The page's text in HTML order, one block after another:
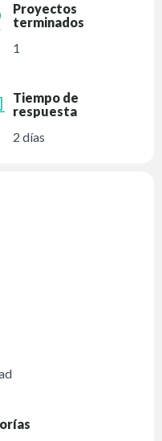
Proyectos
terminados
1
Tiempo de
respuesta
2 días